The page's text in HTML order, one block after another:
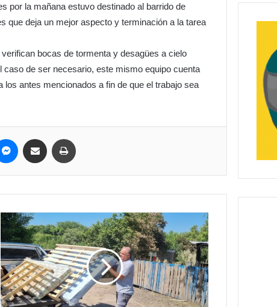
por la mañana estuvo destinado al barrido de
que deja un mejor aspecto y terminación a la tarea
bocas de tormenta y desagües a cielo
de ser necesario, este mismo equipo cuenta
antes mencionados a fin de que el trabajo sea
MessengerCompartir por correo electrónico